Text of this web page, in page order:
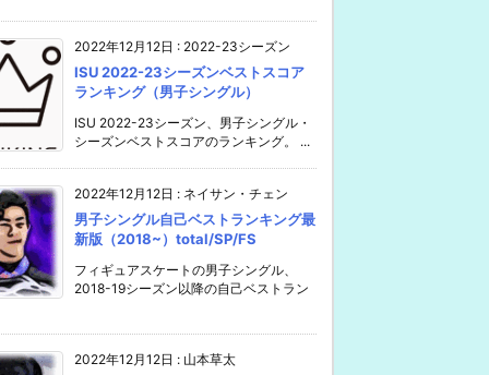
2022年12月12日 : 2022-23シーズン
ISU 2022-23シーズンベストスコア
ランキング（男子シングル）
ISU 2022-23シーズン、男子シングル・
シーズンベストスコアのランキング。 ...
2022年12月12日 : ネイサン・チェン
男子シングル自己ベストランキング最
新版（2018~）total/SP/FS
フィギュアスケートの男子シングル、
2018-19シーズン以降の自己ベストラン
2022年12月12日 : 山本草太